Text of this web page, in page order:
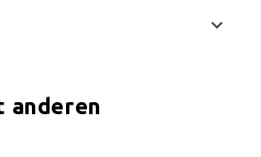
anderen